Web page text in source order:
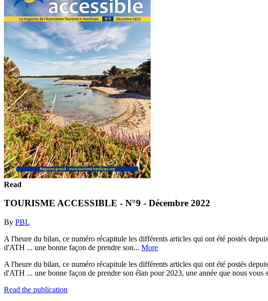
Read
TOURISME ACCESSIBLE - N°9 - Décembre 2022
By PBL
A l'heure du bilan, ce numéro récapitule les différents articles qui ont été postés
d'ATH ... une bonne façon de prendre son... More
A l'heure du bilan, ce numéro récapitule les différents articles qui ont été postés
d'ATH ... une bonne façon de prendre son élan pour 2023, une année que nous vous
Read the publication